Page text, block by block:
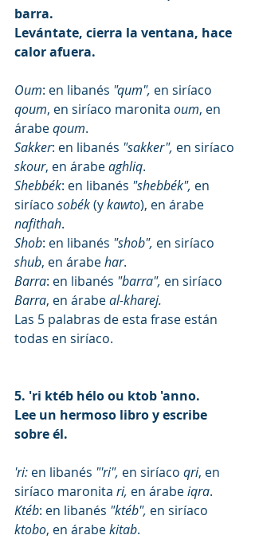
barra.
Levántate, cierra la ventana, hace
calor afuera.
Oum: en libanés "qum", en siríaco
qoum, en siríaco maronita oum, en
árabe qoum.
Sakker: en libanés "sakker", en siríaco
skour, en árabe aghliq.
Shebbék: en libanés "shebbék", en
siríaco sobék (y kawto), en árabe
nafithah.
Shob: en libanés "shob", en siríaco
shub, en árabe har.
Barra: en libanés "barra", en siríaco
Barra, en árabe al-kharej.
Las 5 palabras de esta frase están
todas en siríaco.
5. 'ri ktéb hélo ou ktob 'anno.
Lee un hermoso libro y escribe
sobre él.
'ri: en libanés "'ri", en siríaco qri, en
siríaco maronita ri, en árabe iqra.
Ktéb: en libanés "ktéb", en siríaco
ktobo, en árabe kitab.